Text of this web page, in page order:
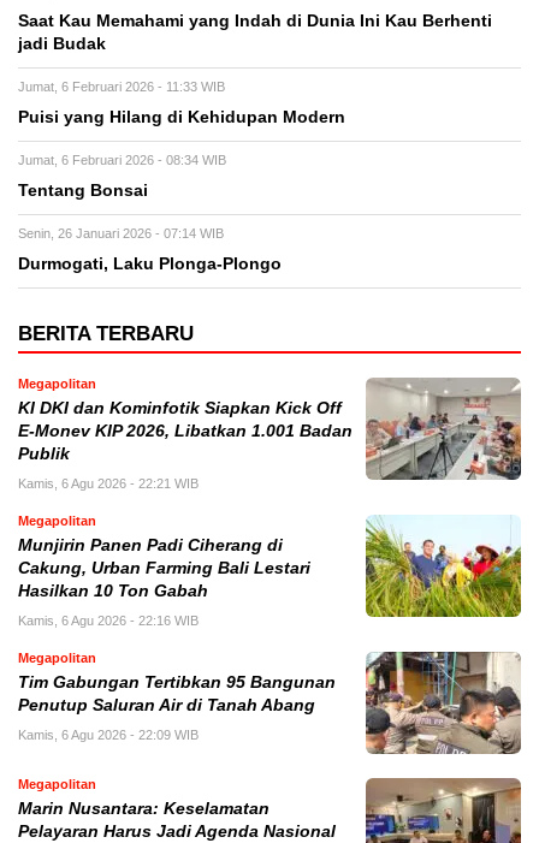
Saat Kau Memahami yang Indah di Dunia Ini Kau Berhenti
jadi Budak
Jumat, 6 Februari 2026 - 11:33 WIB
Puisi yang Hilang di Kehidupan Modern
Jumat, 6 Februari 2026 - 08:34 WIB
Tentang Bonsai
Senin, 26 Januari 2026 - 07:14 WIB
Durmogati, Laku Plonga-Plongo
BERITA TERBARU
Megapolitan
KI DKI dan Kominfotik Siapkan Kick Off
E-Monev KIP 2026, Libatkan 1.001 Badan
Publik
Kamis, 6 Agu 2026 - 22:21 WIB
Megapolitan
Munjirin Panen Padi Ciherang di
Cakung, Urban Farming Bali Lestari
Hasilkan 10 Ton Gabah
Kamis, 6 Agu 2026 - 22:16 WIB
Megapolitan
Tim Gabungan Tertibkan 95 Bangunan
Penutup Saluran Air di Tanah Abang
Kamis, 6 Agu 2026 - 22:09 WIB
Megapolitan
Marin Nusantara: Keselamatan
Pelayaran Harus Jadi Agenda Nasional